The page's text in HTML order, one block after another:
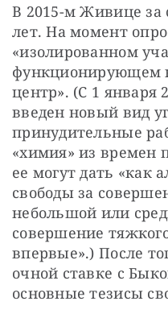
В 2015-м Живице за
лет. На момент
«изолированном
функционирующем
центр». (С 1 января
введен новый вид
принудительные
«химия» из времен
ее могут дать «как
свободы за
небольшой или
совершение
впервые».) После
очной ставке с
основные тезисы